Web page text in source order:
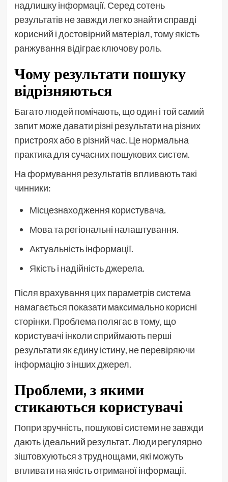
надлишку інформації. Серед сотень
результатів не завжди легко знайти справді
корисний і достовірний матеріал, тому якість
ранжування відіграє ключову роль.
Чому результати пошуку
відрізняються
Багато людей помічають, що один і той самий
запит може давати різні результати на різних
пристроях або в різний час. Це нормальна
практика для сучасних пошукових систем.
На формування результатів впливають такі
чинники:
Місцезнаходження користувача.
Мова та регіональні налаштування.
Актуальність інформації.
Якість і надійність джерела.
Після врахування цих параметрів система
намагається показати максимально корисні
сторінки. Проблема полягає в тому, що
користувачі інколи сприймають перші
результати як єдину істину, не перевіряючи
інформацію з інших джерел.
Проблеми, з якими
стикаються користувачі
Попри зручність, пошукові системи не завжди
дають ідеальний результат. Люди регулярно
зіштовхуються з труднощами, які можуть
впливати на якість отриманої інформації.